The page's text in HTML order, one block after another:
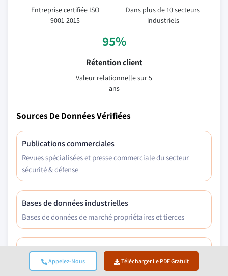
Appelez-Nous Télécharger Le PDF Gratuit
Entreprise certifiée ISO
9001-2015
Dans plus de 10 secteurs
industriels
95%
Rétention client
Valeur relationnelle sur 5
ans
Sources De Données Vérifiées
Publications commerciales
Revues spécialisées et presse commerciale du secteur
sécurité & défense
Bases de données industrielles
Bases de données de marché propriétaires et tierces
Dépôts réglementaires
Dossiers de marchés publics et documents de politique